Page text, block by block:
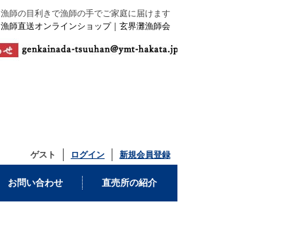
漁師直送オンラインショップ｜玄界灘漁師会
ゲスト ログイン 新規会員登録
お問い合わせ 直売所の紹介